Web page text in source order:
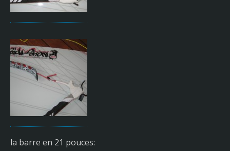
la barre en 21 pouces: